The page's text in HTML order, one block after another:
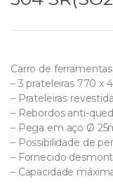
Carro de
– 3 prateleiras 770 x
– Prateleiras
– Rebordos anti-
– Pega em aço Ø
– Possibilidade de
– Fornecido
– Capacidade